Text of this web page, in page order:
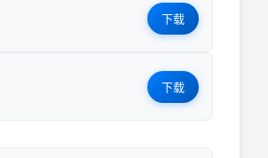
下载
下载